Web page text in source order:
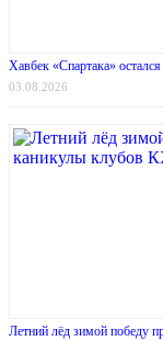
Хавбек «Спартака»
03.08.2026
Летний лёд зимой победу